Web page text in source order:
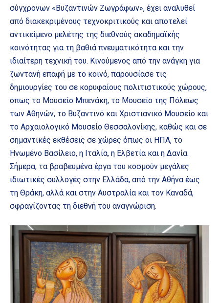
σύγχρονων «Βυζαντινών Ζωγράφων», έχει αναλυθεί
από διακεκριμένους τεχνοκριτικούς και αποτελεί
αντικείμενο μελέτης της διεθνούς ακαδημαϊκής
κοινότητας για τη βαθιά πνευματικότητα και την
ιδιαίτερη τεχνική του. Κινούμενος από την ανάγκη για
ζωντανή επαφή με το κοινό, παρουσίασε τις
δημιουργίες του σε κορυφαίους πολιτιστικούς χώρους,
όπως το Μουσείο Μπενάκη, το Μουσείο της Πόλεως
των Αθηνών, το Βυζαντινό και Χριστιανικό Μουσείο και
το Αρχαιολογικό Μουσείο Θεσσαλονίκης, καθώς και σε
σημαντικές εκθέσεις σε χώρες όπως οι ΗΠΑ, το
Ηνωμένο Βασίλειο, η Ιταλία, η Ελβετία και η Δανία.
Σήμερα, τα βραβευμένα έργα του κοσμούν μεγάλες
ιδιωτικές συλλογές στην Ελλάδα, από την Αθήνα έως
τη Θράκη, αλλά και στην Αυστραλία και τον Καναδά,
σφραγίζοντας τη διεθνή του αναγνώριση.